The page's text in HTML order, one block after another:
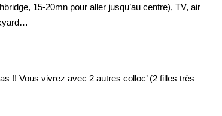
15-20mn pour aller jusqu’au centre), TV, air
!! Vous vivrez avec 2 autres colloc’ (2 filles très